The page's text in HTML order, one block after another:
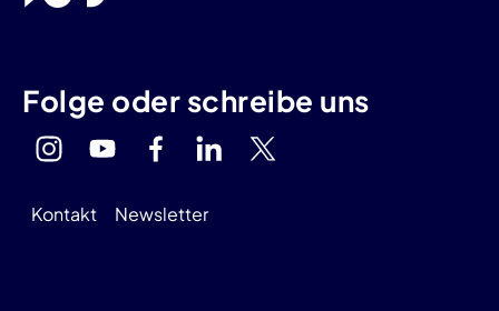
Folge oder schreibe uns
Kontakt Newsletter